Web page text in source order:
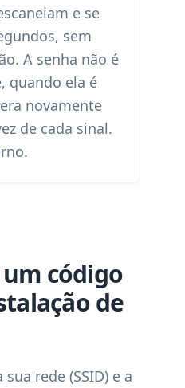
e se
sem
A senha não é
quando ela é
novamente
de cada sinal.
código
de
rede (SSID) e a